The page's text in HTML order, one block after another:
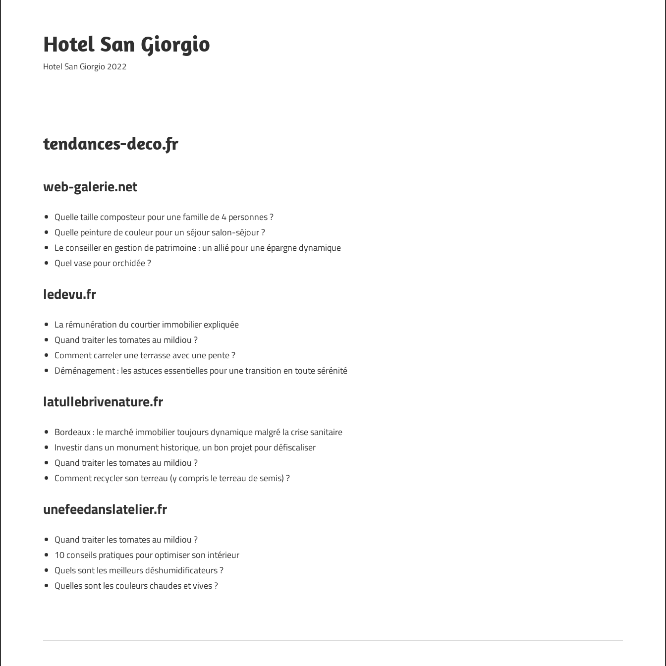
content
Hotel San Giorgio
Hotel San Giorgio 2022
tendances-deco.fr
web-galerie.net
Quelle taille composteur pour une famille de 4 personnes ?
Quelle peinture de couleur pour un séjour salon-séjour ?
Le conseiller en gestion de patrimoine : un allié pour une épargne dynamique
Quel vase pour orchidée ?
ledevu.fr
La rémunération du courtier immobilier expliquée
Quand traiter les tomates au mildiou ?
Comment carreler une terrasse avec une pente ?
Déménagement : les astuces essentielles pour une transition en toute sérénité
latullebrivenature.fr
Bordeaux : le marché immobilier toujours dynamique malgré la crise sanitaire
Investir dans un monument historique, un bon projet pour défiscaliser
Quand traiter les tomates au mildiou ?
Comment recycler son terreau (y compris le terreau de semis) ?
unefeedanslatelier.fr
Quand traiter les tomates au mildiou ?
10 conseils pratiques pour optimiser son intérieur
Quels sont les meilleurs déshumidificateurs ?
Quelles sont les couleurs chaudes et vives ?